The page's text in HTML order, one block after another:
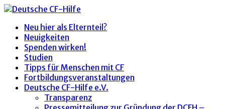
Neu hier als Elternteil?
Neuigkeiten
Spenden wirken!
Studien
Tipps für Menschen mit CF
Fortbildungsveranstaltungen
Deutsche CF-Hilfe e.V.
Transparenz